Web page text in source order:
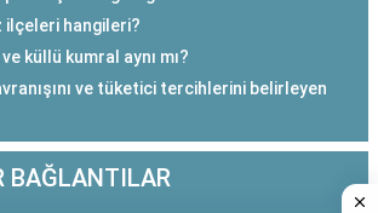
ilçeleri hangileri?
küllü kumral aynı mı?
ve tüketici tercihlerini belirleyen
BAĞLANTILAR